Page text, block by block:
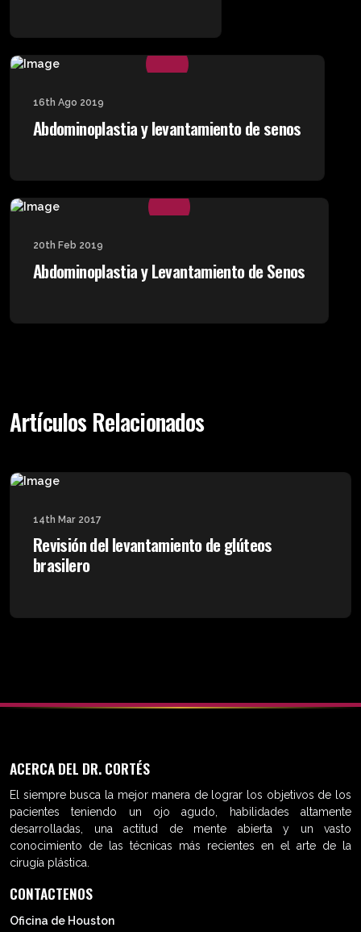
16th Ago 2019
Abdominoplastia y levantamiento de senos
20th Feb 2019
Abdominoplastia y Levantamiento de Senos
Artículos Relacionados
14th Mar 2017
Revisión del levantamiento de glúteos
brasilero
ACERCA DEL DR. CORTÉS
El siempre busca la mejor manera de lograr los objetivos de los
pacientes teniendo un ojo agudo, habilidades altamente
desarrolladas, una actitud de mente abierta y un vasto
conocimiento de las técnicas más recientes en el arte de la
cirugía plástica.
CONTACTENOS
Oficina de Houston